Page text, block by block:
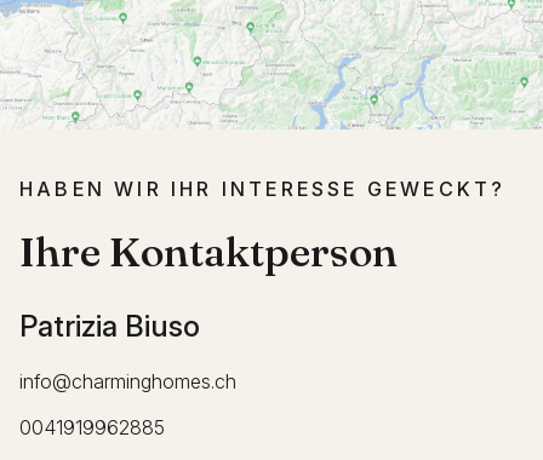
HABEN WIR IHR INTERESSE GEWECKT?
Ihre Kontaktperson
Patrizia Biuso
info@charminghomes.ch
0041919962885